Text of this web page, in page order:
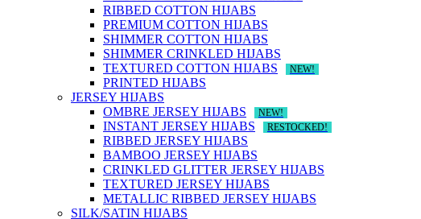
RIBBED COTTON HIJABS
PREMIUM COTTON HIJABS
SHIMMER COTTON HIJABS
SHIMMER CRINKLED HIJABS
TEXTURED COTTON HIJABS
NEW!
PRINTED HIJABS
JERSEY HIJABS
OMBRE JERSEY HIJABS
NEW!
INSTANT JERSEY HIJABS RESTOCKED!
RIBBED JERSEY HIJABS
BAMBOO JERSEY HIJABS
CRINKLED GLITTER JERSEY HIJABS
TEXTURED JERSEY HIJABS
METALLIC RIBBED JERSEY HIJABS
SILK/SATIN HIJABS